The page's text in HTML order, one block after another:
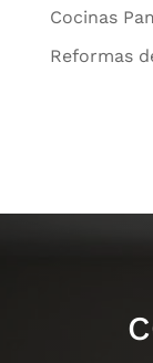
Cocinas
Reformas